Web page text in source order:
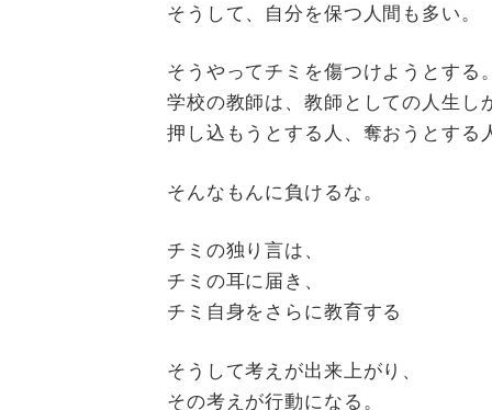
そうして、自分を保つ人間も多い。
そうやってチミを傷つけようとする。
学校の教師は、教師としての人生し
押し込もうとする人、奪おうとする
そんなもんに負けるな。
チミの独り言は、
チミの耳に届き、
チミ自身をさらに教育する
そうして考えが出来上がり、
その考えが行動になる。